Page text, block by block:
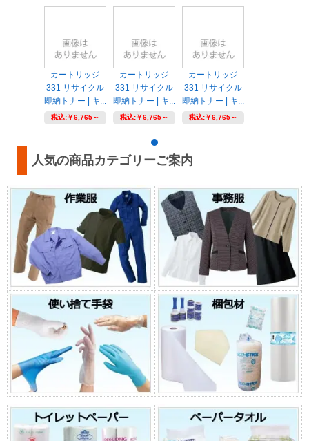
カートリッジ
331 リサイクル
即納トナー | キ...
税込:￥6,765～
カートリッジ
331 リサイクル
即納トナー | キ...
税込:￥6,765～
カートリッジ
331 リサイクル
即納トナー | キ...
税込:￥6,765～
人気の商品カテゴリーご案内